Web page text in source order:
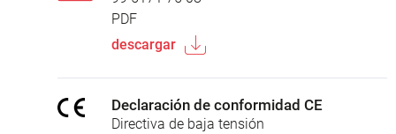
PDF
descargar
Declaración de conformidad CE
Directiva de baja tensión